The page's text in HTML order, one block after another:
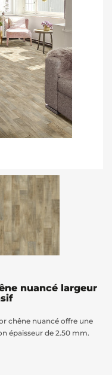
nuancé largeur
chêne nuancé offre une
épaisseur de 2.50 mm.